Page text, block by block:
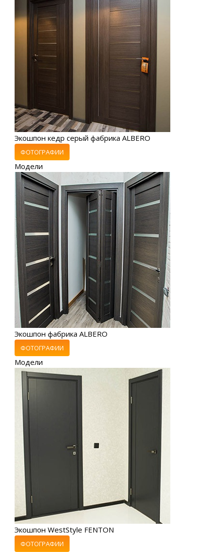
Экошпон кедр серый фабрика ALBERO
ФОТОГРАФИИ
Модели
Экошпон фабрика ALBERO
ФОТОГРАФИИ
Модели
Экошпон WestStyle FENTON
ФОТОГРАФИИ